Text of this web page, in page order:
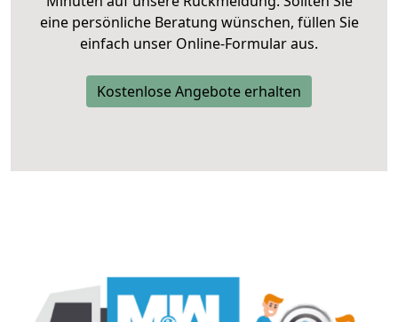
eine persönliche Beratung wünschen, füllen Sie
einfach unser Online-Formular aus.
Kostenlose Angebote erhalten